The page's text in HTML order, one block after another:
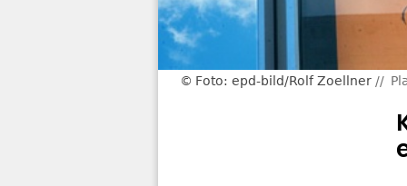
Foto: epd-bild/Rolf Zoellner